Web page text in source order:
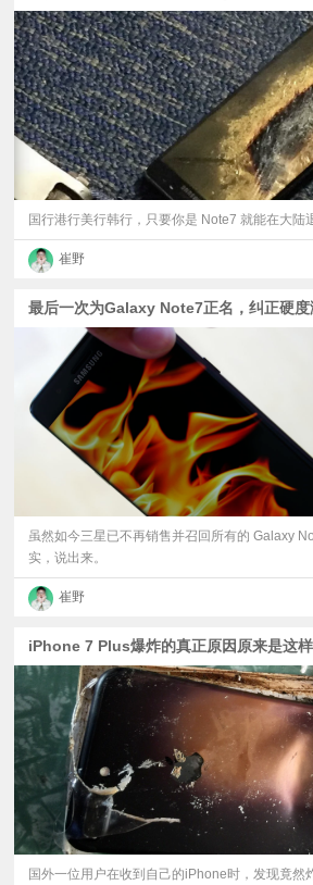
专
题
国行港行美行韩行，只要你是 Note7 就能在大陆
崔野
虽然如今三星已不再销售并召回所有的 Galaxy
实，说出来。
崔野
iPhone 7 Plus爆炸的真正原因原来是这样
国外一位用户在收到自己的iPhone时，发现竟然